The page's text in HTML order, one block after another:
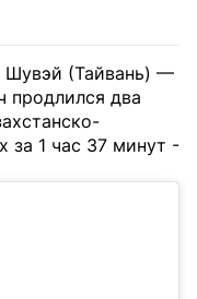
Шувэй (Тайвань) —
продлился два
за 1 час 37 минут -